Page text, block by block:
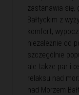
zastanawia się,
Bałtyckim z
komfort,
niezależnie od
szczególnie
ale także par i
relaksu nad
nad Morzem